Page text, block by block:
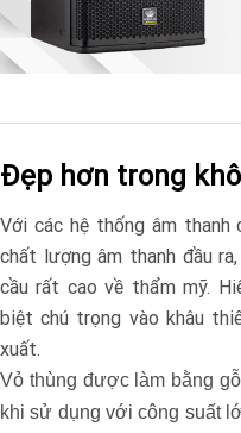
Đẹp hơn trong
Với các hệ thống âm thanh
chất lượng âm thanh đầu
cầu rất cao về thẩm mỹ.
biệt chú trọng vào khâu
xuất.
Vỏ thùng được làm bằng
khi sử dụng với công suất